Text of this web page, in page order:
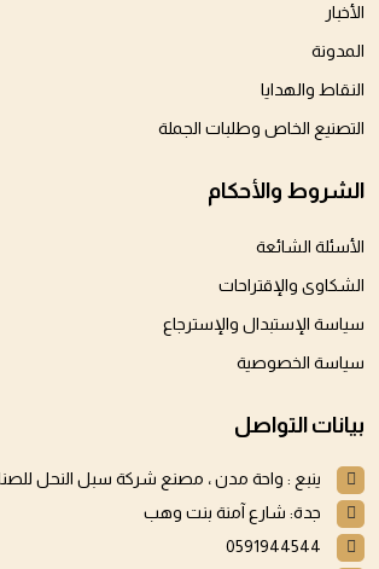
الأخبار
المدونة
النقاط والهدايا
التصنيع الخاص وطلبات الجملة
الشروط والأحكام
الأسئلة الشائعة
الشكاوى والإقتراحات
سياسة الإستبدال والإسترجاع
سياسة الخصوصية
بيانات التواصل
ينبع : واحة مدن ، مصنع شركة سبل النحل
جدة: شارع آمنة بنت وهب
0591944544